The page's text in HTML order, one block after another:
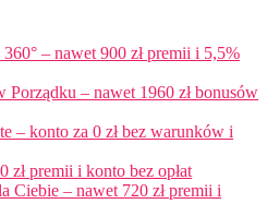
– nawet 900 zł premii i 5,5%
– nawet 1960 zł bonusów
– konto za 0 zł bez warunków i
zł premii i konto bez opłat
Ciebie – nawet 720 zł premii i